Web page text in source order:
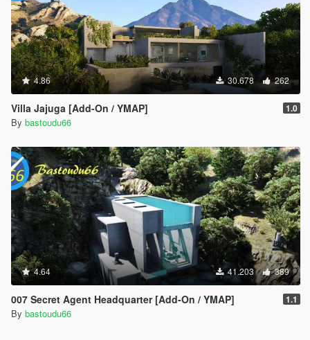
4.86 30.678 262
Villa Jajuga [Add-On / YMAP] 1.0
By bastoudu66
4.64 41.203 389
007 Secret Agent Headquarter [Add-On / YMAP] 1.1
By bastoudu66